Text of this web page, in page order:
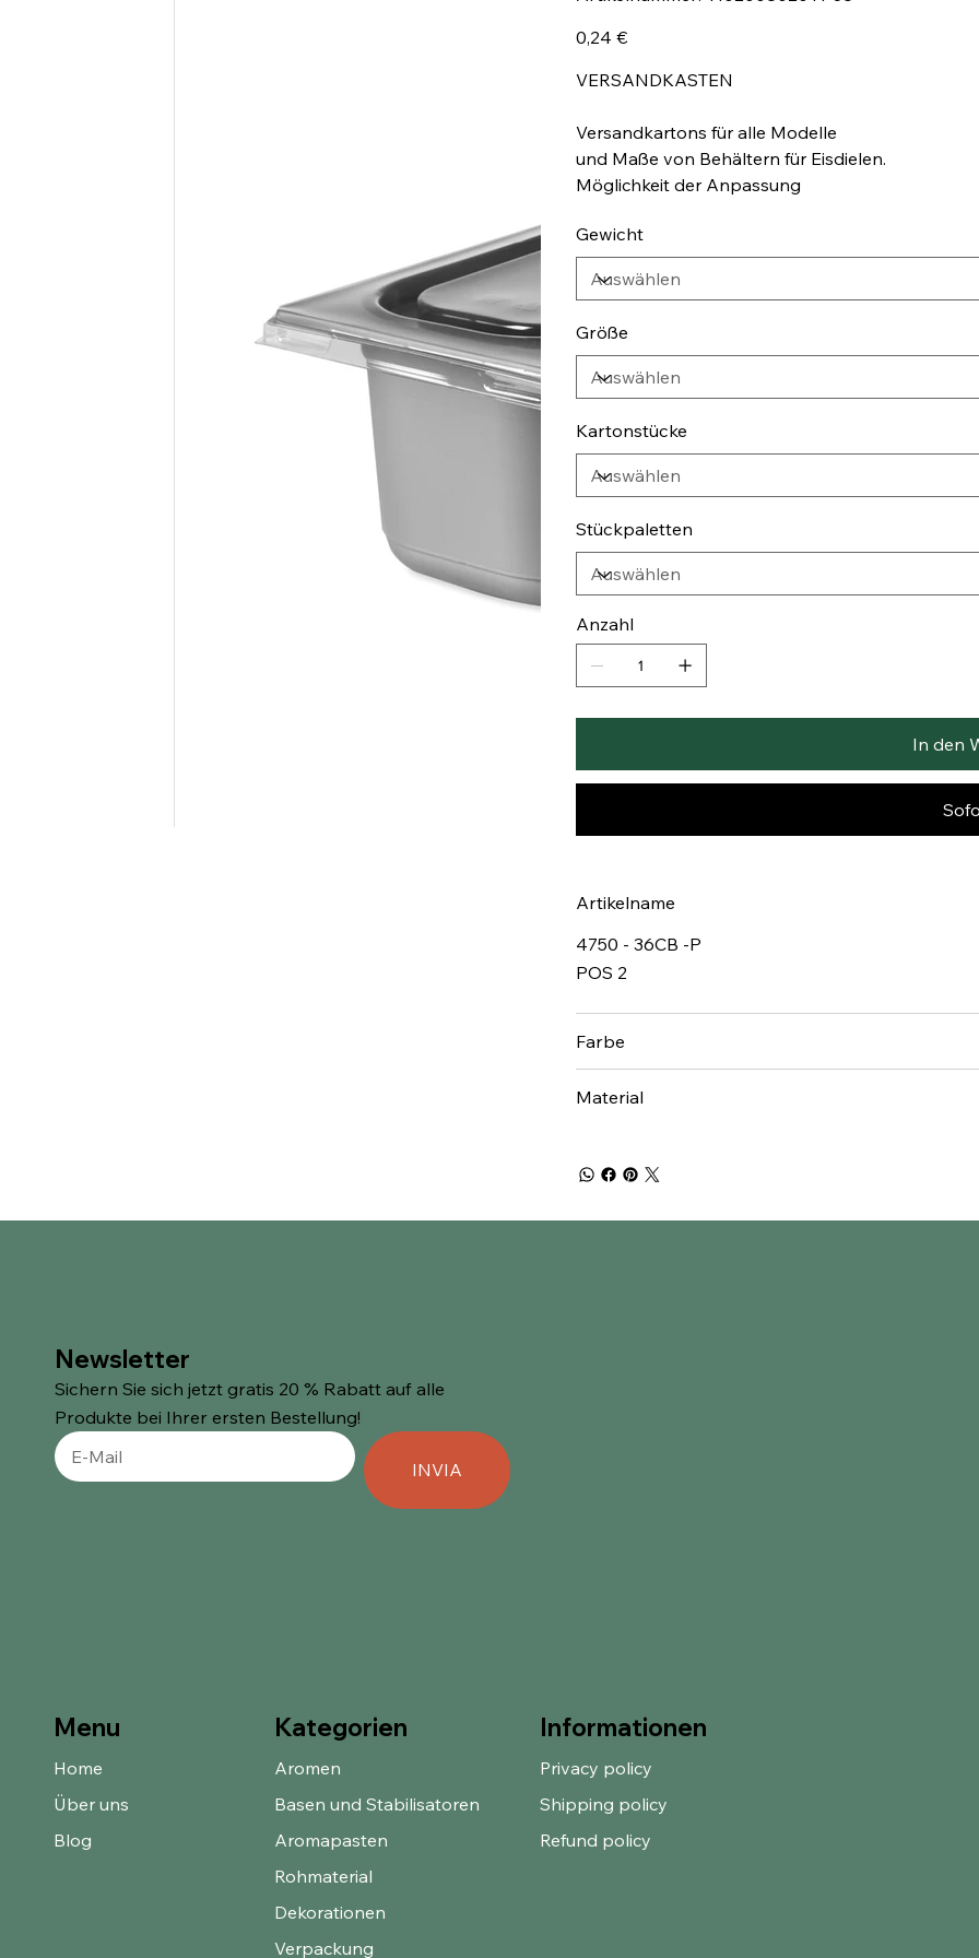
0,24 €
VERSANDKASTEN
Versandkartons für alle Modelle
und Maße von Behältern für Eisdielen.
Möglichkeit der Anpassung
Gewicht
Größe
Kartonstücke
Stückpaletten
Anzahl
In den
Artikelname
4750 - 36CB -P
POS 2
Farbe
Material
Newsletter
Sichern Sie sich jetzt gratis 20 % Rabatt auf alle
Produkte bei Ihrer ersten Bestellung!
INVIA
Informationen
Privacy policy
Shipping policy
Refund policy
Kategorien
Aromen
Basen und Stabilisatoren
Aromapasten
Rohmaterial
Dekorationen
Verpackung
Menu
Home
Über uns
Blog